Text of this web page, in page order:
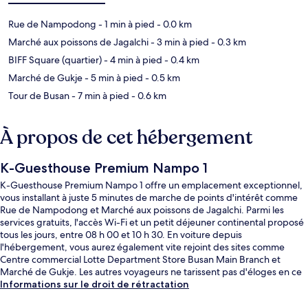
Rue de Nampodong - 1 min à pied - 0.0 km
Marché aux poissons de Jagalchi- 3 min à pied - 0.3 km
BIFF Square (quartier)- 4 min à pied - 0.4 km
Marché de Gukje- 5 min à pied - 0.5 km
Tour de Busan- 7 min à pied - 0.6 km
À propos de cet hébergement
K-Guesthouse Premium Nampo 1
K-Guesthouse Premium Nampo 1 offre un emplacement exceptionnel,
vous installant à juste 5 minutes de marche de points d'intérêt comme
Rue de Nampodong et Marché aux poissons de Jagalchi. Parmi les
services gratuits, l'accès Wi-Fi et un petit déjeuner continental proposé
tous les jours, entre 08 h 00 et 10 h 30. En voiture depuis
l'hébergement, vous aurez également vite rejoint des sites comme
Centre commercial Lotte Department Store Busan Main Branch et
Marché de Gukje. Les autres voyageurs ne tarissent pas d'éloges en ce
qui concerne la présentation générale. Les transports publics sont
Informations sur le droit de rétractation